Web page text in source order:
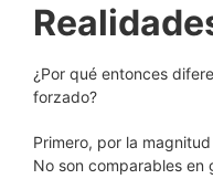
¿Por qué entonces
forzado?
Primero, por la
No son comparables en